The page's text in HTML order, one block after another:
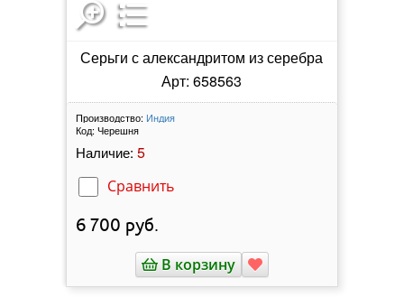
Серьги с александритом из серебра
Арт: 658563
Производство: Индия
Код: Черешня
Наличие: 5
Сравнить
6 700 руб.
В корзину